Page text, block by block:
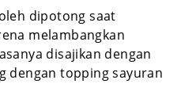
dipotong saat
melambangkan
disajikan dengan
dengan topping sayuran